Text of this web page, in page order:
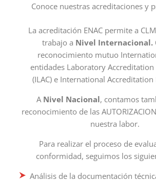
Conoce nuestras acreditaciones y
La acreditación ENAC permite a
trabajo a Nivel Internacional.
reconocimiento mutuo
entidades Laboratory
(ILAC) e International Accreditation
A Nivel Nacional, contamos
reconocimiento de las
nuestra labor.
Para realizar el proceso de
conformidad, seguimos los
Análisis de la documentación